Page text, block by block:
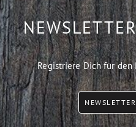
Registriere Dich für den